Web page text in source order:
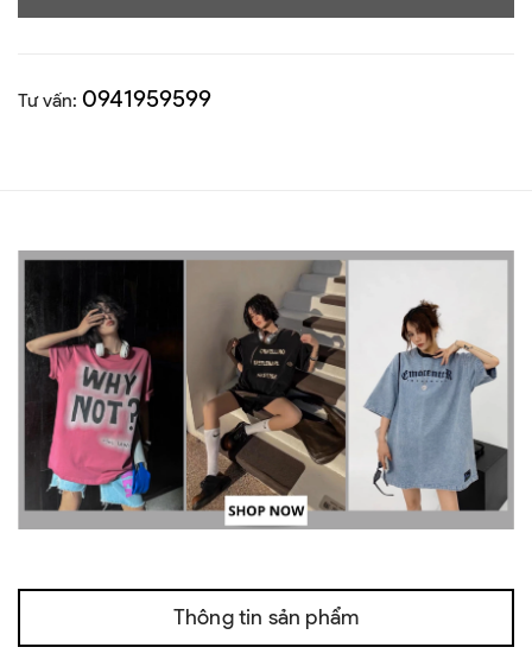
Tư vấn: 0941959599
Thông tin sản phẩm